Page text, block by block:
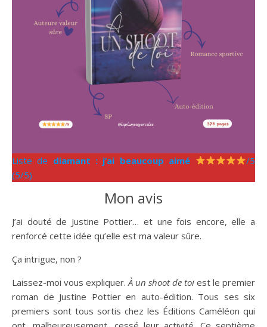
Liste de diamant : j’ai beaucoup aimé
/5
(5/5)
Mon avis
J’ai douté de Justine Pottier… et une fois encore, elle a
renforcé cette idée qu’elle est ma valeur sûre.
Ça intrigue, non ?
Laissez-moi vous expliquer. À un shoot de toi est le premier
roman de Justine Pottier en auto-édition. Tous ses six
premiers sont tous sortis chez les Éditions Caméléon qui